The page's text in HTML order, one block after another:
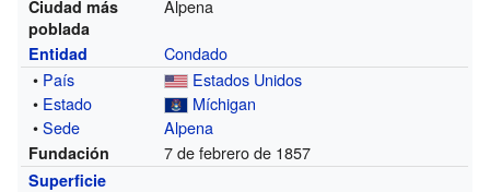
Ciudad más
poblada
Alpena
Entidad
Condado
• País
Estados Unidos
• Estado
Míchigan
•Sede Alpena
Fundación 7 de febrero de 1857
Superficie